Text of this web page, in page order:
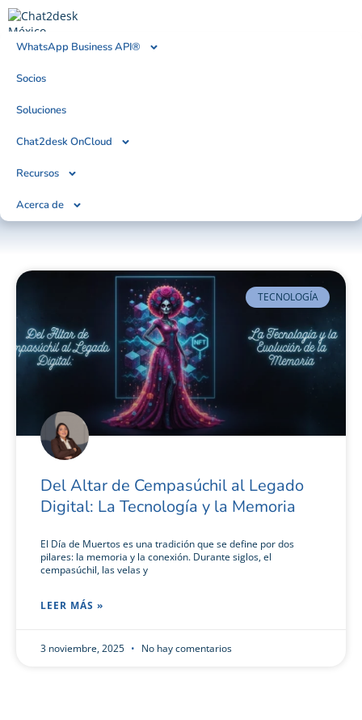
WhatsApp Business API®
Socios
Soluciones
Chat2desk OnCloud
Recursos
Acerca de
Tendencias, Noticias & Artículos
TECNOLOGÍA
Del Altar de Cempasúchil al Legado
Digital: La Tecnología y la Memoria
El Día de Muertos es una tradición que se define por dos
pilares: la memoria y la conexión. Durante siglos, el
cempasúchil, las velas y
LEER MÁS »
3 noviembre, 2025 No hay comentarios